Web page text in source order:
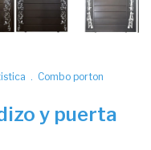
. Combo porton
y puerta